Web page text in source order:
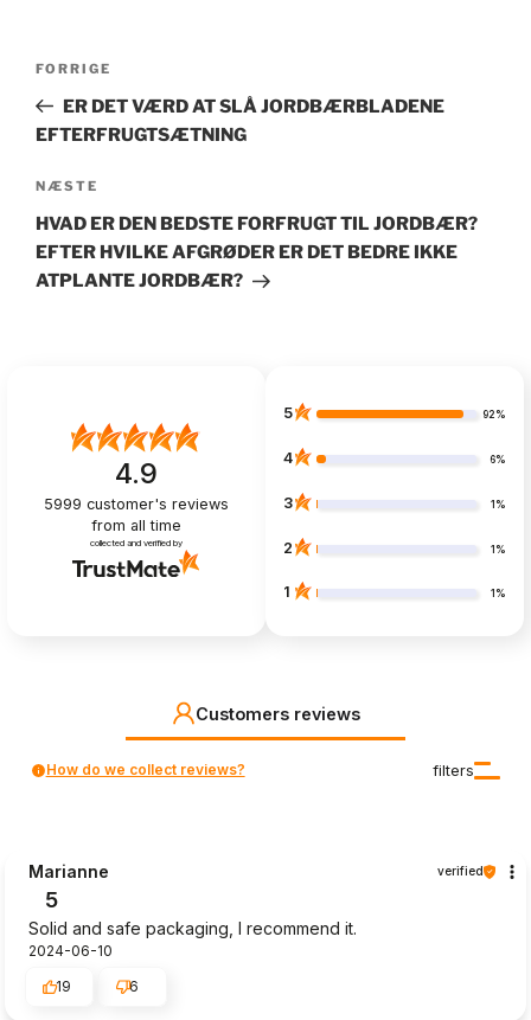
Forrige
indlæg
FORRIGE
ER DET VÆRD AT SLÅ JORDBÆRBLADENE
EFTERFRUGTSÆTNING
Næste
indlæg
NÆSTE
HVAD ER DEN BEDSTE FORFRUGT TIL JORDBÆR?
EFTER HVILKE AFGRØDER ER DET BEDRE IKKE
ATPLANTE JORDBÆR?
4.9
5999 customer's reviews
from all time
collected and verified by
5 92%
4 6%
3 1%
2 1%
1 1%
Customers reviews
filters
How do we collect reviews?
Marianne verified
5
Solid and safe packaging, I recommend it.
2024-06-10
19
6